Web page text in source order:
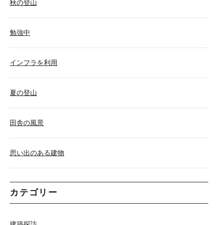
秋の登山
勉強中
インフラを利用
夏の登山
田舎の風景
思い出のある建物
カテゴリー